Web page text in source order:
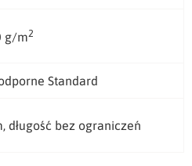
g/m2
Standard
długość bez ograniczeń